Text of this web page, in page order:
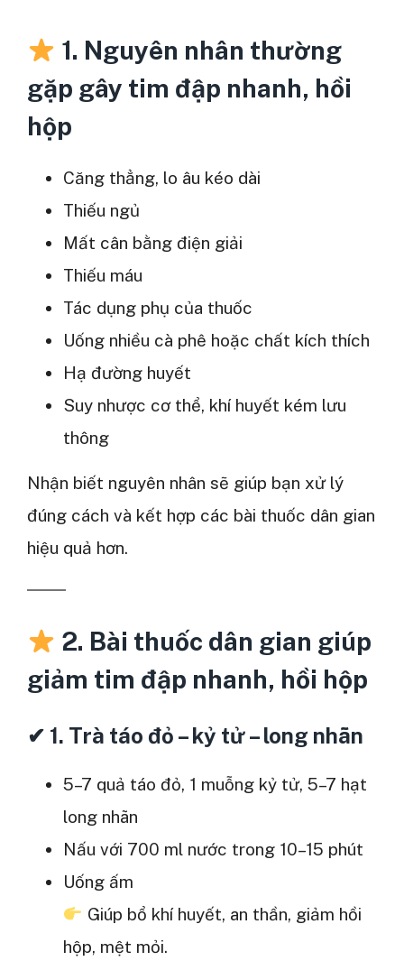
1. Nguyên nhân thường
gặp gây tim đập nhanh, hồi
hộp
Căng thẳng, lo âu kéo dài
Thiếu ngủ
Mất cân bằng điện giải
Thiếu máu
Tác dụng phụ của thuốc
Uống nhiều cà phê hoặc chất kích thích
Hạ đường huyết
Suy nhược cơ thể, khí huyết kém lưu
thông
Nhận biết nguyên nhân sẽ giúp bạn xử lý
đúng cách và kết hợp các bài thuốc dân gian
hiệu quả hơn.
2. Bài thuốc dân gian giúp
giảm tim đập nhanh, hồi hộp
✔ 1. Trà táo đỏ – kỷ tử – long nhãn
5–7 quả táo đỏ, 1 muỗng kỷ tử, 5–7 hạt
long nhãn
Nấu với 700 ml nước trong 10–15 phút
Uống ấm
Giúp bổ khí huyết, an thần, giảm hồi
hộp, mệt mỏi.